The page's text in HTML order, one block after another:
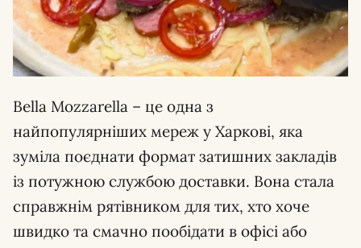
Bella Mozzarella – це одна з
найпопулярніших мереж у Харкові, яка
зуміла поєднати формат затишних закладів
із потужною службою доставки. Вона стала
справжнім рятівником для тих, хто хоче
швидко та смачно пообідати в офісі або